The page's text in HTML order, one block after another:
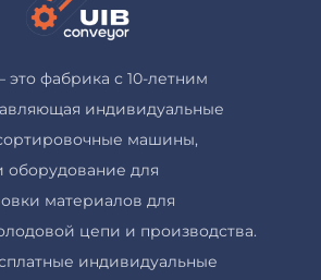
это фабрика с 10-летним
индивидуальные
машины,
оборудование для
материалов для
цепи и производства.
индивидуальные